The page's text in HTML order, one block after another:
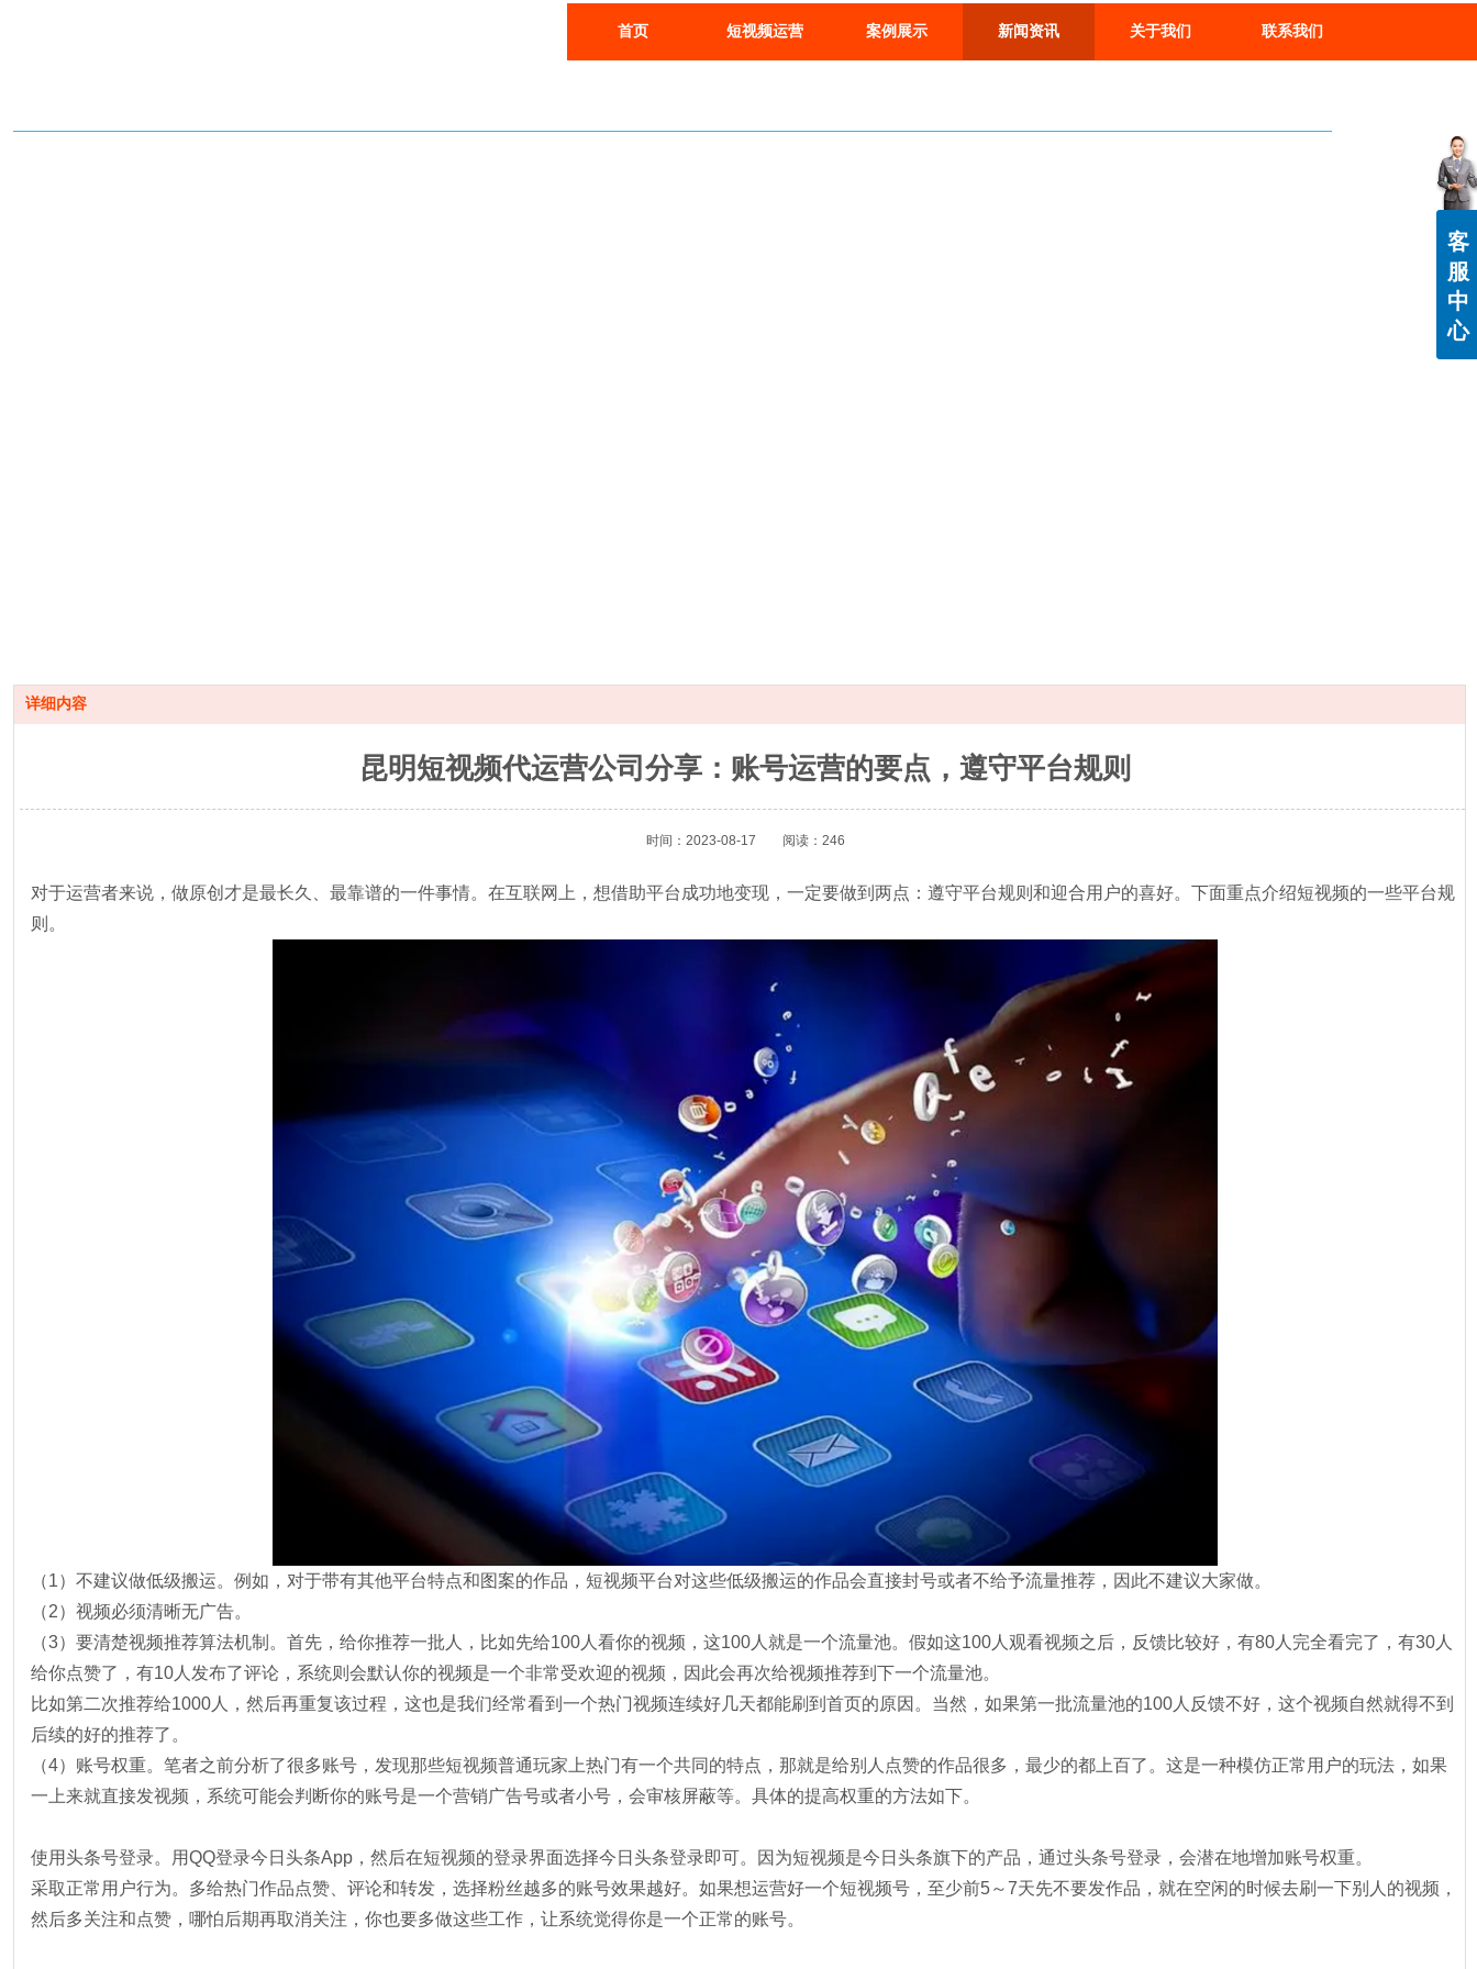
首页 短视频运营 案例展示 新闻资讯 关于我们 联系我们
详细内容
昆明短视频代运营公司分享：账号运营的要点，遵守平台规则
时间：2023-08-17 阅读：246
对于运营者来说，做原创才是最长久、最靠谱的一件事情。在互联网上，想借助平台成功地变现，一定要做到两点：遵守平台规则和迎合用户的喜好。下面重点介绍短视频的一些平台规
则。
（1）不建议做低级搬运。例如，对于带有其他平台特点和图案的作品，短视频平台对这些低级搬运的作品会直接封号或者不给予流量推荐，因此不建议大家做。
（2）视频必须清晰无广告。
（3）要清楚视频推荐算法机制。首先，给你推荐一批人，比如先给100人看你的视频，这100人就是一个流量池。假如这100人观看视频之后，反馈比较好，有80人完全看完了，有30人
给你点赞了，有10人发布了评论，系统则会默认你的视频是一个非常受欢迎的视频，因此会再次给视频推荐到下一个流量池。
比如第二次推荐给1000人，然后再重复该过程，这也是我们经常看到一个热门视频连续好几天都能刷到首页的原因。当然，如果第一批流量池的100人反馈不好，这个视频自然就得不到
后续的好的推荐了。
（4）账号权重。笔者之前分析了很多账号，发现那些短视频普通玩家上热门有一个共同的特点，那就是给别人点赞的作品很多，最少的都上百了。这是一种模仿正常用户的玩法，如果
一上来就直接发视频，系统可能会判断你的账号是一个营销广告号或者小号，会审核屏蔽等。具体的提高权重的方法如下。
使用头条号登录。用QQ登录今日头条App，然后在短视频的登录界面选择今日头条登录即可。因为短视频是今日头条旗下的产品，通过头条号登录，会潜在地增加账号权重。
采取正常用户行为。多给热门作品点赞、评论和转发，选择粉丝越多的账号效果越好。如果想运营好一个短视频号，至少前5～7天先不要发作品，就在空闲的时候去刷一下别人的视频，
然后多关注和点赞，哪怕后期再取消关注，你也要多做这些工作，让系统觉得你是一个正常的账号。
客
服
中
心